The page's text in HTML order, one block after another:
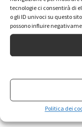
tecnologie ci consentirà di
o gli ID univoci su questo
possono influire
Politica dei
Orecchini
Bracciali
Portachiavi